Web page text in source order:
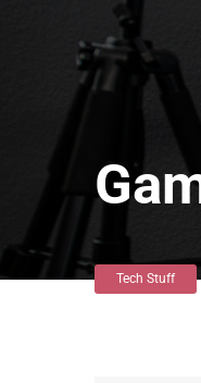
Tech Stuff